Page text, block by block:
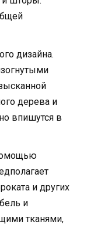
дизайна.
дерева и
впишутся в
и других
и
тканями,